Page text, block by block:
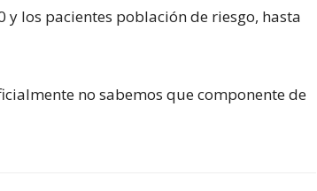
los pacientes población de riesgo, hasta
no sabemos que componente de